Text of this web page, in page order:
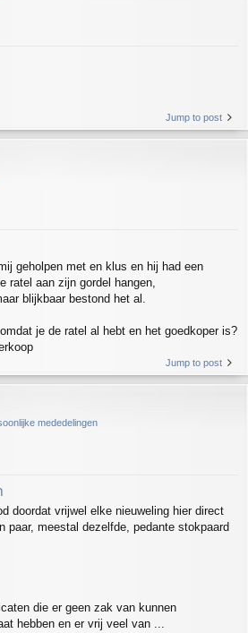
Jump to post
geholpen met en klus en hij had een
ratel aan zijn gordel hangen,
blijkbaar bestond het al.
je de ratel al hebt en het goedkoper is?
Jump to post
mededelingen
doordat vrijwel elke nieuweling hier direct
paar, meestal dezelfde, pedante stokpaard
die er geen zak van kunnen
hebben en er vrij veel van ...